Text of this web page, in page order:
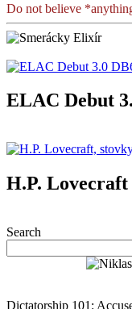
Do not believe
ELAC Debut
H.P. Lovecraft
Search
Dictatorship 101: